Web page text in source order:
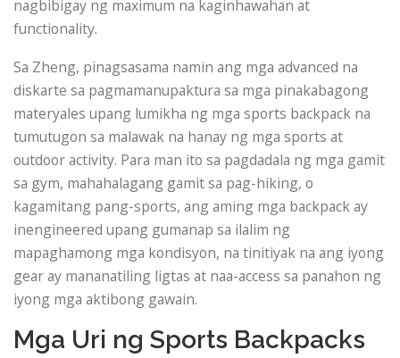
nagbibigay ng maximum na kaginhawahan at
functionality.
Sa Zheng, pinagsasama namin ang mga advanced na
diskarte sa pagmamanupaktura sa mga pinakabagong
materyales upang lumikha ng mga sports backpack na
tumutugon sa malawak na hanay ng mga sports at
outdoor activity. Para man ito sa pagdadala ng mga gamit
sa gym, mahahalagang gamit sa pag-hiking, o
kagamitang pang-sports, ang aming mga backpack ay
inengineered upang gumanap sa ilalim ng
mapaghamong mga kondisyon, na tinitiyak na ang iyong
gear ay mananatiling ligtas at naa-access sa panahon ng
iyong mga aktibong gawain.
Mga Uri ng Sports Backpacks